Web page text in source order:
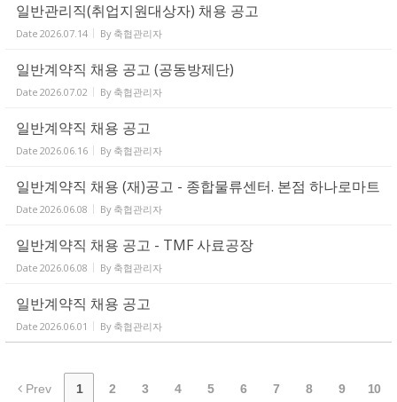
일반관리직(취업지원대상자) 채용 공고
Date 2026.07.14 By 축협관리자
일반계약직 채용 공고 (공동방제단)
Date 2026.07.02 By 축협관리자
일반계약직 채용 공고
Date 2026.06.16 By 축협관리자
일반계약직 채용 (재)공고 - 종합물류센터. 본점 하나로마트
Date 2026.06.08 By 축협관리자
일반계약직 채용 공고 - TMF 사료공장
Date 2026.06.08 By 축협관리자
일반계약직 채용 공고
Date 2026.06.01 By 축협관리자
Prev 1 2 3 4 5 6 7 8 9 10